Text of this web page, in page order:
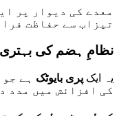
معدے کی دیوار پر
تیزاب سے حفاظت
نظامِ ہضم کی
یہ ایک پری بایوٹک ہے
کی افزائش میں مدد